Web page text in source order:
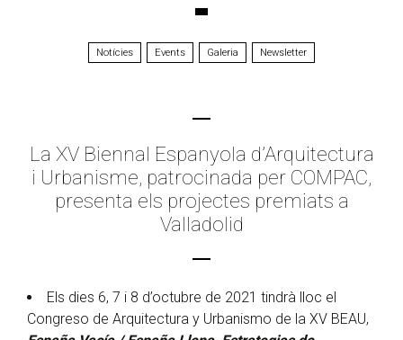
Notícies Events Galeria Newsletter
La XV Biennal Espanyola d’Arquitectura
i Urbanisme, patrocinada per COMPAC,
presenta els projectes premiats a
Valladolid
Els dies 6, 7 i 8 d’octubre de 2021 tindrà lloc el
Congreso de Arquitectura y Urbanismo de la XV BEAU,